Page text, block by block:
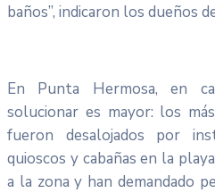
baños”, indicaron los dueños
En Punta Hermosa, en
solucionar es mayor: los
fueron desalojados por
quioscos y cabañas en la
a la zona y han demandado